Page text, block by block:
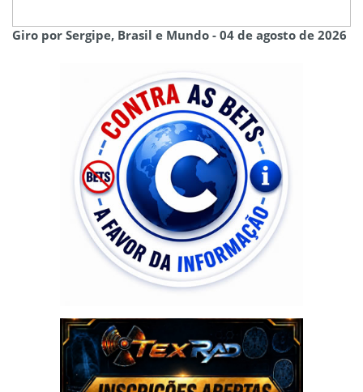
Giro por Sergipe, Brasil e Mundo - 04 de agosto de 2026